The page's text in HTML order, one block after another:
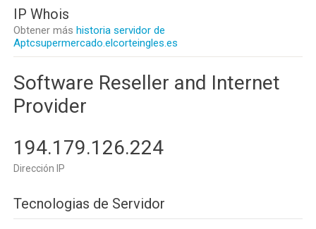
IP Whois
Obtener más historia servidor de
Aptcsupermercado.elcorteingles.es
Software Reseller and Internet
Provider
194.179.126.224
Dirección IP
Tecnologias de Servidor